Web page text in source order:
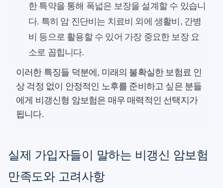
한 특약을 통해 폭넓은 보장을 설계할 수 있습니
다. 특히 암 진단비는 치료비 외에 생활비, 간병
비 등으로 활용할 수 있어 가장 중요한 보장 요
소로 꼽힙니다.
이러한 특징들 덕분에, 미래의 불확실한 보험료 인
상 걱정 없이 안정적인 노후를 준비하고 싶은 분들
에게 비갱신형 암보험은 매우 매력적인 선택지가
됩니다.
실제 가입자들이 말하는 비갱신 암보험
만족도와 고려사항